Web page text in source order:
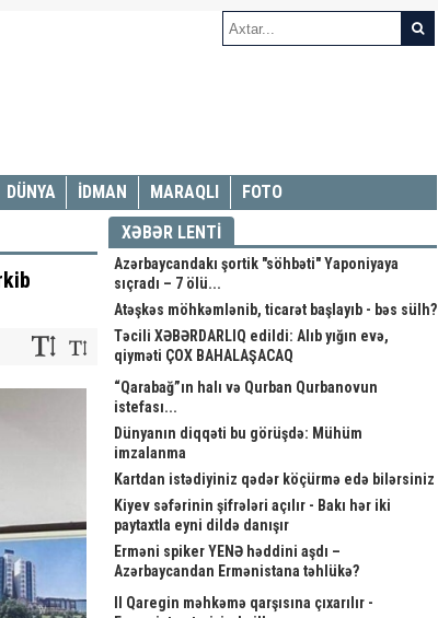
DÜNYA İDMAN MARAQLI FOTO
XƏBƏR LENTİ
Azərbaycandakı şortik "söhbəti" Yaponiyaya
sıçradı – 7 ölü...
Atəşkəs möhkəmlənib, ticarət başlayıb - bəs sülh?
Təcili XƏBƏRDARLIQ edildi: Alıb yığın evə,
qiyməti ÇOX BAHALAŞACAQ
“Qarabağ”ın halı və Qurban Qurbanovun
istefası...
Dünyanın diqqəti bu görüşdə: Mühüm
imzalanma
Kartdan istədiyiniz qədər köçürmə edə bilərsiniz
Kiyev səfərinin şifrələri açılır - Bakı hər iki
paytaxtla eyni dildə danışır
Erməni spiker YENƏ həddini aşdı –
Azərbaycandan Ermənistana təhlükə?
II Qaregin məhkəmə qarşısına çıxarılır -